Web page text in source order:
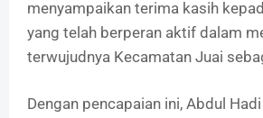
menyampaikan terima kasih
yang telah berperan aktif dalam
terwujudnya Kecamatan Juai
Dengan pencapaian ini, Abdul